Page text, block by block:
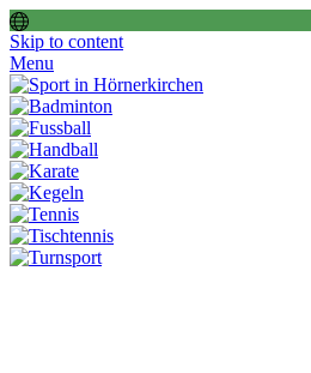
Skip to content
Menu